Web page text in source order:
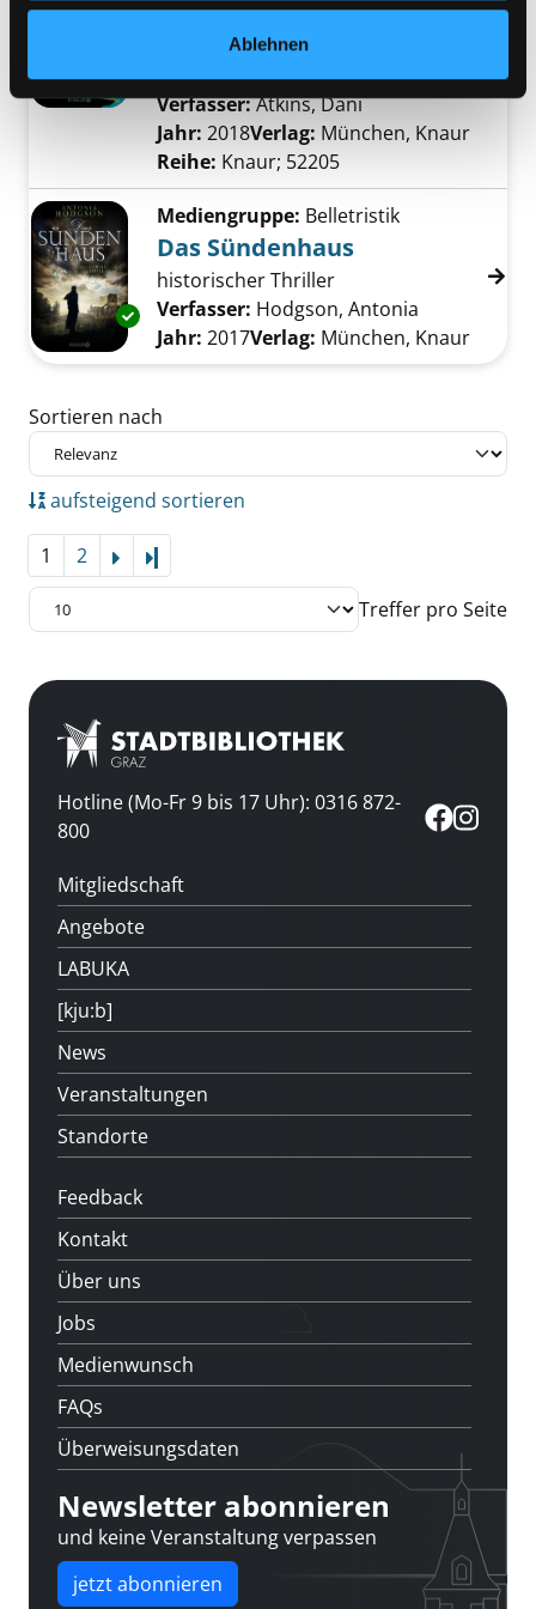
Ablehnen
Exemplar-Details von Das Leuchten unserer
Das Leuchten unserer
Träume
Roman
Verfasser:Atkins, DaniSuche nach
Jahr: 2018Verlag: München, Knaur
Reihe: Knaur; 52205
Exemplar-Details von Das Sündenhaus
Mediengruppe: Belletristik
Das Sündenhaus
historischer Thriller
Verfasser: Hodgson, Antonia
Jahr: 2017Verlag: München, Knaur
Zu den Suchfiltern springen
Sortieren nach
aufsteigend sortieren
1 2
Treffer pro Seite
Hotline (Mo-Fr 9 bis 17 Uhr): 0316 872-
800
Mitgliedschaft
Angebote
LABUKA
[kju:b]
News
Veranstaltungen
Standorte
Feedback
Kontakt
Über uns
Jobs
Medienwunsch
FAQs
Überweisungsdaten
Newsletter abonnieren
und keine Veranstaltung verpassen
jetzt abonnieren